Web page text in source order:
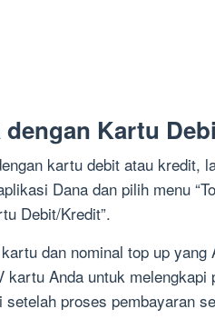
dengan Kartu
kartu debit atau kredit,
Dana dan pilih menu
Debit/Kredit”.
dan nominal top up yang
kartu Anda untuk melengkapi
proses pembayaran